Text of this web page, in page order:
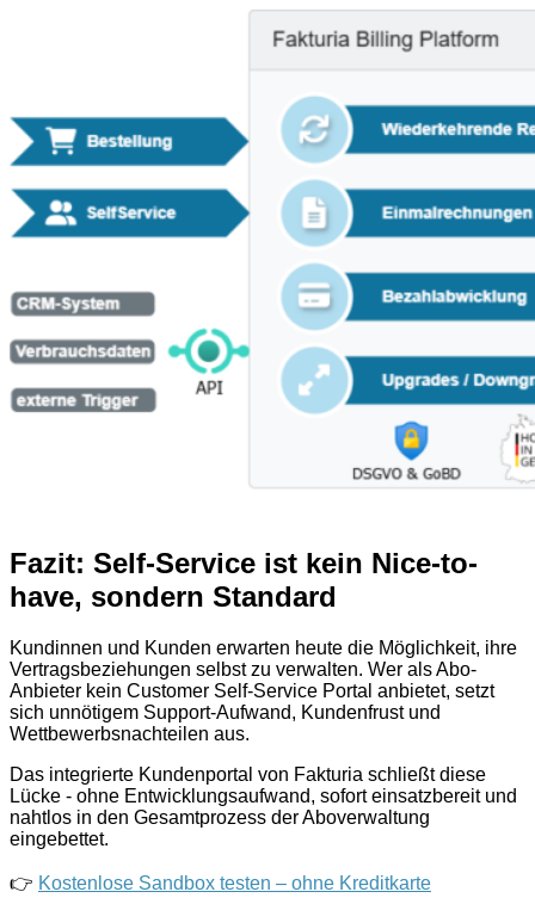
Fazit: Self-Service ist kein Nice-to-
have, sondern Standard
Kundinnen und Kunden erwarten heute die Möglichkeit, ihre
Vertragsbeziehungen selbst zu verwalten. Wer als Abo-
Anbieter kein Customer Self-Service Portal anbietet, setzt
sich unnötigem Support-Aufwand, Kundenfrust und
Wettbewerbsnachteilen aus.
Das integrierte Kundenportal von Fakturia schließt diese
Lücke - ohne Entwicklungsaufwand, sofort einsatzbereit und
nahtlos in den Gesamtprozess der Aboverwaltung
eingebettet.
👉 Kostenlose Sandbox testen – ohne Kreditkarte